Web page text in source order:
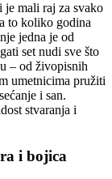
je mali raj za svako
to koliko godina
jedna je od
set nudi sve što
– od živopisnih
umetnicima pružiti
i san.
stvaranja i
i bojica